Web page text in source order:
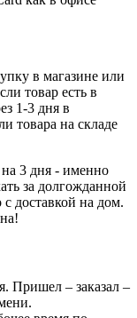
в магазине или
товар есть в
1-3 дня в
товара на складе
на 3 дня - именно
за долгожданной
доставкой на дом.
Пришел – заказал –